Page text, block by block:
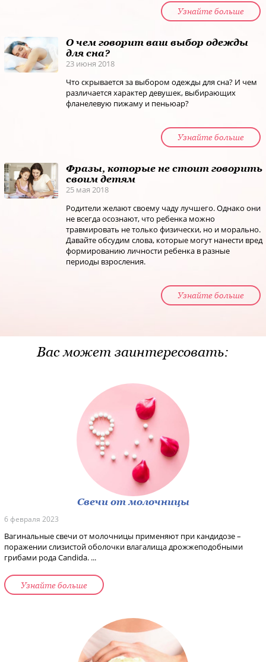
Узнайте больше
О чем говорит ваш выбор одежды
для сна?
23 июня 2018
Что скрывается за выбором одежды для сна? И чем
различается характер девушек, выбирающих
фланелевую пижаму и пеньюар?
Узнайте больше
Фразы, которые не стоит говорить
своим детям
25 мая 2018
Родители желают своему чаду лучшего. Однако они
не всегда осознают, что ребенка можно
травмировать не только физически, но и морально.
Давайте обсудим слова, которые могут нанести вред
формированию личности ребенка в разные
периоды взросления.
Узнайте больше
Вас может заинтересовать:
Свечи от молочницы
6 февраля 2023
Вагинальные свечи от молочницы применяют при кандидозе –
поражении слизистой оболочки влагалища дрожжеподобными
грибами рода Candida. ...
Узнайте больше